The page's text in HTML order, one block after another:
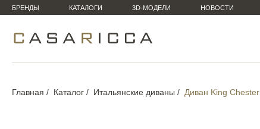
БРЕНДЫ КАТАЛОГИ 3D-МОДЕЛИ НОВОСТИ
Главная Каталог Итальянские диваны Диван King Chester